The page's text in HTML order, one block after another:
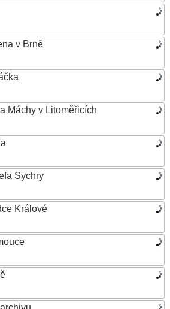
v Brně
Máchy v Litoměřicích
Sychry
Králové